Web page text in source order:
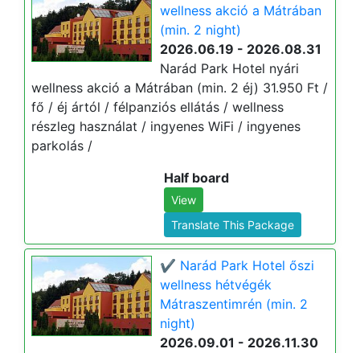
wellness akció a Mátrában
(min. 2 night)
2026.06.19 - 2026.08.31
Narád Park Hotel nyári
wellness akció a Mátrában (min. 2 éj) 31.950 Ft /
fő / éj ártól / félpanziós ellátás / wellness
részleg használat / ingyenes WiFi / ingyenes
parkolás /
Half board
View
Translate This Package
✔️ Narád Park Hotel őszi
wellness hétvégék
Mátraszentimrén (min. 2
night)
2026.09.01 - 2026.11.30